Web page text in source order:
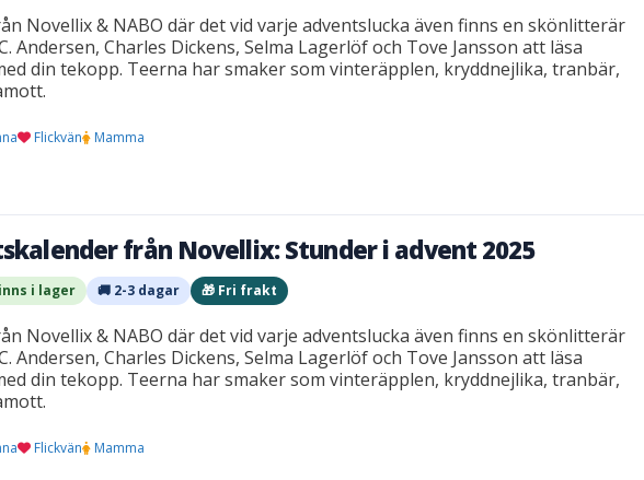
Novellix & NABO där det vid varje adventslucka även finns en skönlitterär
Andersen, Charles Dickens, Selma Lagerlöf och Tove Jansson att läsa
din tekopp. Teerna har smaker som vinteräpplen, kryddnejlika, tranbär,
Flickvän Mamma
från Novellix: Stunder i advent 2025
i lager 🚚 2-3 dagar 🎁 Fri frakt
Novellix & NABO där det vid varje adventslucka även finns en skönlitterär
Andersen, Charles Dickens, Selma Lagerlöf och Tove Jansson att läsa
din tekopp. Teerna har smaker som vinteräpplen, kryddnejlika, tranbär,
Flickvän Mamma